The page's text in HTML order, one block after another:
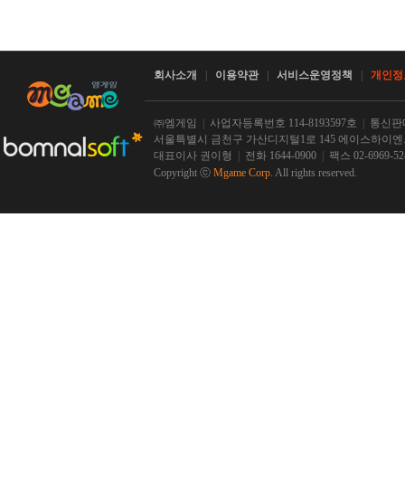
회사소개 이용약관 서비스운영정책 개인
㈜엠게임 사업자등록번호 114-8193597호
통신
서울특별시 금천구 가산디지털1로 145 에이스하이엔
대표이사 권이형
전화 1644-0900
팩스 02-6969-
Copyright ⓒ Mgame Corp. All rights reserved.